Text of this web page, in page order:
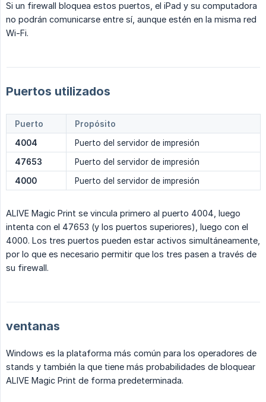
Si un firewall bloquea estos puertos, el iPad y su computadora
no podrán comunicarse entre sí, aunque estén en la misma red
Wi-Fi.
Puertos utilizados
Puerto
Propósito
4004
Puerto del servidor de impresión
47653
Puerto del servidor de impresión
4000
Puerto del servidor de impresión
ALIVE Magic Print se vincula primero al puerto 4004, luego
intenta con el 47653 (y los puertos superiores), luego con el
4000. Los tres puertos pueden estar activos simultáneamente,
por lo que es necesario permitir que los tres pasen a través de
su firewall.
ventanas
Windows es la plataforma más común para los operadores de
stands y también la que tiene más probabilidades de bloquear
ALIVE Magic Print de forma predeterminada.